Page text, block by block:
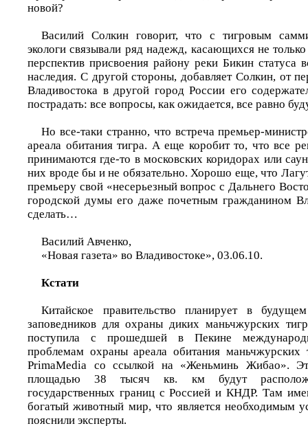
новой?
Василий Солкин говорит, что с тигровым
экологи связывали ряд надежд, касающихся не
перспектив присвоения району реки Бикин статуса
наследия. С другой стороны, добавляет Солкин, от
Владивостока в другой город России его
пострадать: все вопросы, как ожидается, все равно
Но все-таки странно, что встреча премьер-
ареала обитания тигра. А еще коробит то, что все
принимаются где-то в московских коридорах или
них вроде бы и не обязательно. Хорошо еще, что
премьеру свой «несерьезный вопрос с Дальнего
городской думы его даже почетным гражданином
сделать…
Василий Авченко,
«Новая газета» во Владивостоке», 03.06.10.
Кстати
Китайское правительство планирует в
заповедников для охраны диких маньчжурских
поступила с прошедшей в Пекине
проблемам охраны ареала обитания
PrimaMedia со ссылкой на «Женьминь Жибао».
площадью 38 тысяч кв. км будут
государственных границ с Россией и КНДР. Там
богатый животный мир, что является необходимым
пояснили эксперты.